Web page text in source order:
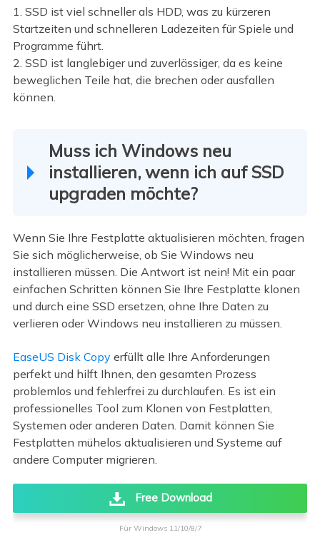
1. SSD ist viel schneller als HDD, was zu kürzeren
Startzeiten und schnelleren Ladezeiten für Spiele und
Programme führt.
2. SSD ist langlebiger und zuverlässiger, da es keine
beweglichen Teile hat, die brechen oder ausfallen
können.
Muss ich Windows neu
installieren, wenn ich auf SSD
upgraden möchte?
Wenn Sie Ihre Festplatte aktualisieren möchten, fragen
Sie sich möglicherweise, ob Sie Windows neu
installieren müssen. Die Antwort ist nein! Mit ein paar
einfachen Schritten können Sie Ihre Festplatte klonen
und durch eine SSD ersetzen, ohne Ihre Daten zu
verlieren oder Windows neu installieren zu müssen.
EaseUS Disk Copyerfüllt alle Ihre Anforderungen
perfekt und hilft Ihnen, den gesamten Prozess
problemlos und fehlerfrei zu durchlaufen. Es ist ein
professionelles Tool zum Klonen von Festplatten,
Systemen oder anderen Daten. Damit können Sie
Festplatten mühelos aktualisieren und Systeme auf
andere Computer migrieren.
Free Download
Für Windows 11/10/8/7